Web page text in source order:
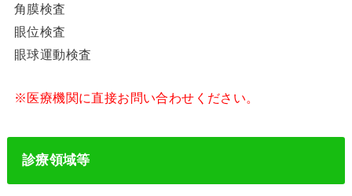
角膜検査
眼位検査
眼球運動検査
※医療機関に直接お問い合わせください。
診療領域等